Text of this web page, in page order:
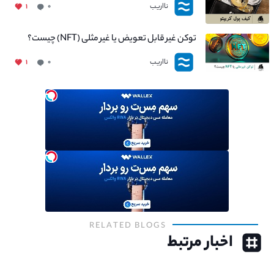
نااریب ۰ ۱
توکن غیر قابل تعویض یا غیر مثلی (NFT) چیست؟
نااریب ۰ ۱
RELATED BLOGS
اخبار مرتبط